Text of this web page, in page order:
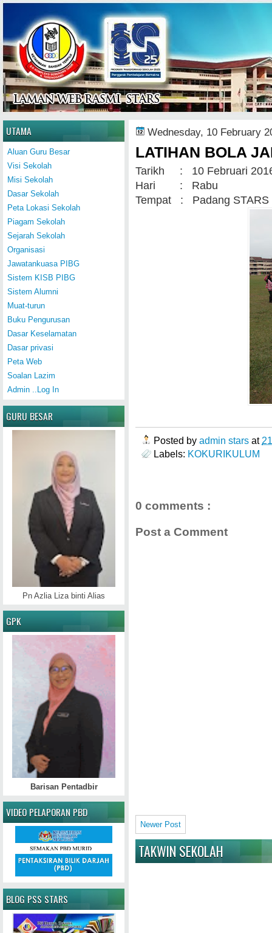
Home
Wednesday, 10 February
LATIHAN BOLA
Tarikh : 10 Februari
Hari : Rabu
Tempat : Padang STARS
Posted by admin stars at
Labels: KOKURIKULUM
0 comments :
Post a Comment
Newer Post
TAKWIN SEKOLAH
UTAMA
Aluan Guru Besar
Visi Sekolah
Misi Sekolah
Dasar Sekolah
Peta Lokasi Sekolah
Piagam Sekolah
Sejarah Sekolah
Organisasi
Jawatankuasa PIBG
Sistem KISB PIBG
Sistem Alumni
Muat-turun
Buku Pengurusan
Dasar Keselamatan
Dasar privasi
Peta Web
Soalan Lazim
Admin ..Log In
GURU BESAR
Pn Azlia Liza binti Alias
GPK
Barisan Pentadbir
VIDEO PELAPORAN PBD
BLOG PSS STARS